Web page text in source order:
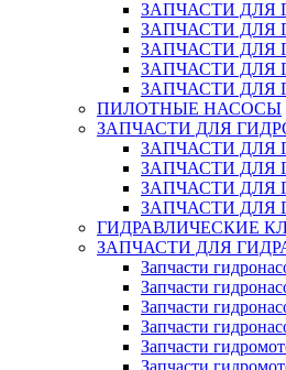
ЗАПЧАСТИ ДЛЯ
ЗАПЧАСТИ ДЛЯ
ЗАПЧАСТИ ДЛЯ
ЗАПЧАСТИ ДЛЯ
ЗАПЧАСТИ ДЛЯ
ПИЛОТНЫЕ НАСОСЫ
ЗАПЧАСТИ ДЛЯ
ЗАПЧАСТИ ДЛЯ
ЗАПЧАСТИ ДЛЯ
ЗАПЧАСТИ ДЛЯ
ЗАПЧАСТИ ДЛЯ
ГИДРАВЛИЧЕСКИЕ
ЗАПЧАСТИ ДЛЯ
Запчасти
Запчасти
Запчасти
Запчасти
Запчасти
Запчасти